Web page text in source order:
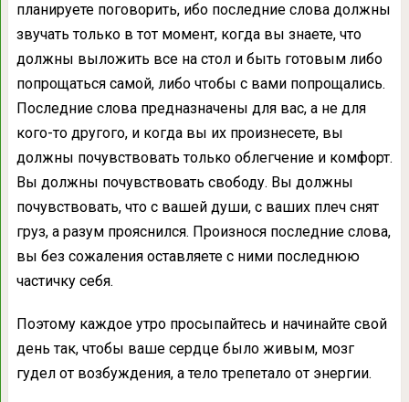
планируете поговорить, ибо последние слова должны
звучать только в тот момент, когда вы знаете, что
должны выложить все на стол и быть готовым либо
попрощаться самой, либо чтобы с вами попрощались.
Последние слова предназначены для вас, а не для
кого-то другого, и когда вы их произнесете, вы
должны почувствовать только облегчение и комфорт.
Вы должны почувствовать свободу. Вы должны
почувствовать, что с вашей души, с ваших плеч снят
груз, а разум прояснился. Произнося последние слова,
вы без сожаления оставляете с ними последнюю
частичку себя.
Поэтому каждое утро просыпайтесь и начинайте свой
день так, чтобы ваше сердце было живым, мозг
гудел от возбуждения, а тело трепетало от энергии.